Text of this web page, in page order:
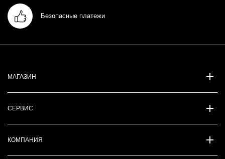
Безопасные платежи
МАГАЗИН
СЕРВИС
КОМПАНИЯ